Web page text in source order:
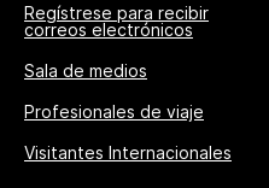
Regístrese para recibir
correos electrónicos
Sala de medios
Profesionales de viaje
Visitantes Internacionales